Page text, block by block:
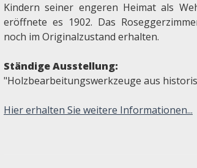
Kindern seiner engeren Heimat als
eröffnete es 1902. Das
noch im Originalzustand erhalten.
Ständige Ausstellung:
"Holzbearbeitungswerkzeuge aus
Hier erhalten Sie weitere Informationen...